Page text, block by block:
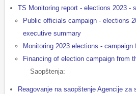
TS Monitoring report - elections 2023 -
Public officials campaign - elections
executive summary
Monitoring 2023 elections - campaign
Financing of election campaign from
Saopštenja:
Reagovanje na saopštenje Agencije za